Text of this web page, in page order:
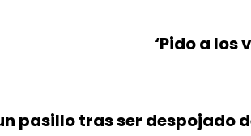
‘Pido a los
pasillo tras ser despojado